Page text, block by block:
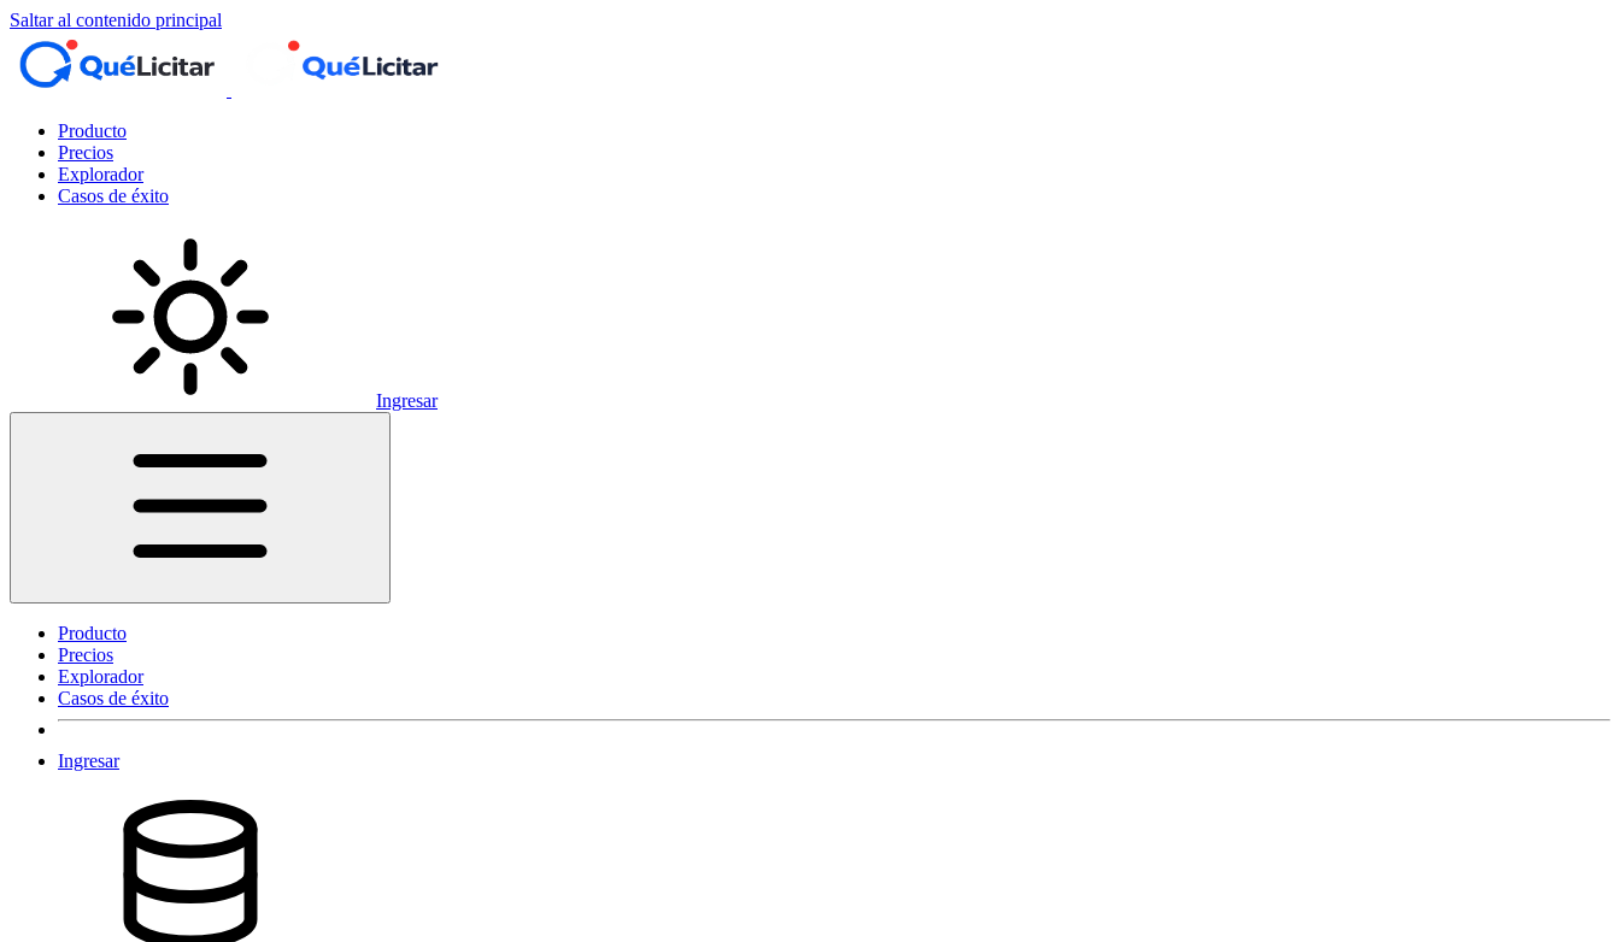
Saltar al contenido principal
Producto
Precios
Explorador
Casos de éxito
Ingresar
Producto
Precios
Explorador
Casos de éxito
Ingresar